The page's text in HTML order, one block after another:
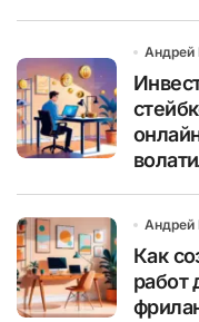
Андрей
Андрей
Как
работ